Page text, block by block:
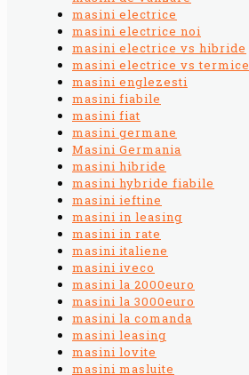
masini electrice
masini electrice noi
masini electrice vs hibride
masini electrice vs termice
masini englezesti
masini fiabile
masini fiat
masini germane
Masini Germania
masini hibride
masini hybride fiabile
masini ieftine
masini in leasing
masini in rate
masini italiene
masini iveco
masini la 2000euro
masini la 3000euro
masini la comanda
masini leasing
masini lovite
masini masluite